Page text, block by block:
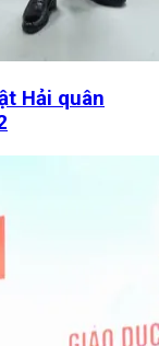
Hải quân